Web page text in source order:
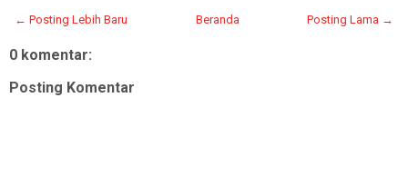
← Posting Lebih Baru Posting Lama →
Beranda
0 komentar:
Posting Komentar